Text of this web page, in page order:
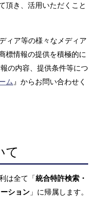
頂き、活用いただくこと
ィア等の様々なメディア
標情報の提供を積極的に
の内容、提供条件等につ
ム』からお問い合わせく
て
は全て「統合特許検索・
ション 」に帰属します。